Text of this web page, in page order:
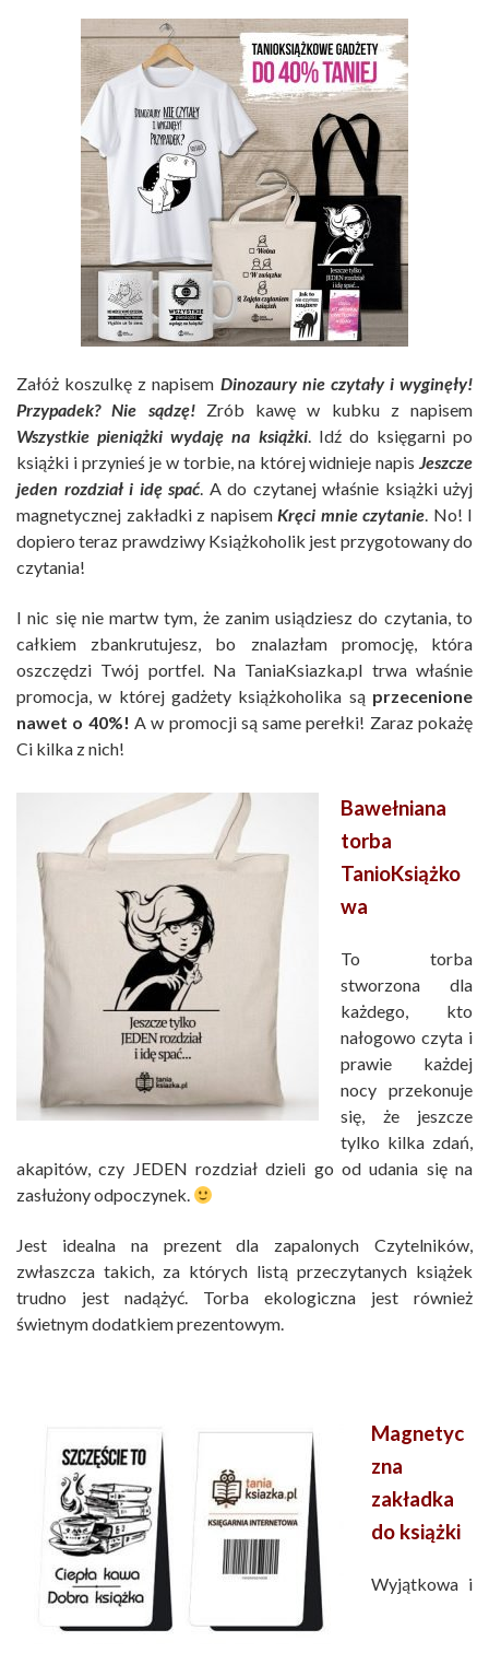
Załóż koszulkę z napisem Dinozaury nie czytały i wyginęły!
Przypadek? Nie sądzę! Zrób kawę w kubku z napisem
Wszystkie pieniążki wydaję na książki. Idź do księgarni po
książki i przynieś je w torbie, na której widnieje napis Jeszcze
jeden rozdział i idę spać. A do czytanej właśnie książki użyj
magnetycznej zakładki z napisem Kręci mnie czytanie. No! I
dopiero teraz prawdziwy Książkoholik jest przygotowany do
czytania!
I nic się nie martw tym, że zanim usiądziesz do czytania, to
całkiem zbankrutujesz, bo znalazłam promocję, która
oszczędzi Twój portfel. Na TaniaKsiazka.pl trwa właśnie
promocja, w której gadżety książkoholika są przecenione
nawet o 40%! A w promocji są same perełki! Zaraz pokażę
Ci kilka z nich!
Bawełniana
torba
TanioKsiążko
wa
To torba
stworzona dla
każdego, kto
nałogowo czyta i
prawie każdej
nocy przekonuje
się, że jeszcze
tylko kilka zdań,
akapitów, czy JEDEN rozdział dzieli go od udania się na
zasłużony odpoczynek.
Jest idealna na prezent dla zapalonych Czytelników,
zwłaszcza takich, za których listą przeczytanych książek
trudno jest nadążyć. Torba ekologiczna jest również
świetnym dodatkiem prezentowym.
Magnetyc
zna
zakładka
do książki
Wyjątkowa i